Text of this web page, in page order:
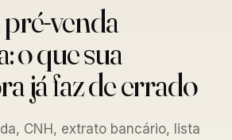
venda
o que sua
já faz de errado
CNH, extrato bancário, lista